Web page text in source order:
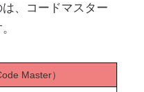
は、コードマスター
Master）